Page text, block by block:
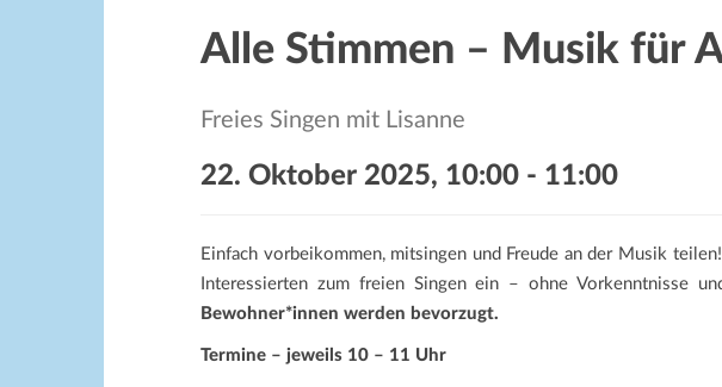
Alle Stimmen – Musik für
Freies Singen mit Lisanne
22. Oktober 2025, 10:00 - 11:00
Einfach vorbeikommen, mitsingen und Freude an der Musik
Interessierten zum freien Singen ein – ohne Vorkenntnisse
Bewohner*innen werden bevorzugt.
Termine – jeweils 10 – 11 Uhr